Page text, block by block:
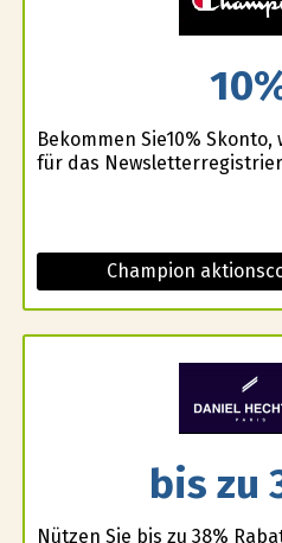
Bekommen Sie10%
für das
Champion
bis zu
Nützen Sie bis zu 38%